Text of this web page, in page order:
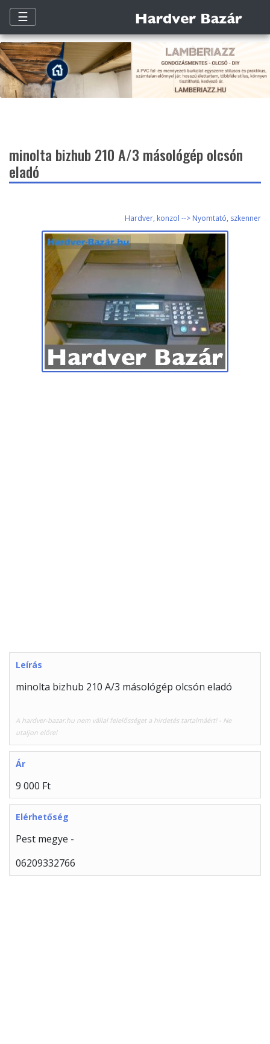
☰
minolta bizhub 210 A/3 másológép olcsón
eladó
Hardver, konzol --> Nyomtató, szkenner
Leírás
minolta bizhub 210 A/3 másológép olcsón eladó
A hardver-bazar.hu nem vállal felelősséget a hirdetés tartalmáért! - Ne
utaljon előre!
Ár
9 000 Ft
Elérhetőség
Pest megye -
06209332766